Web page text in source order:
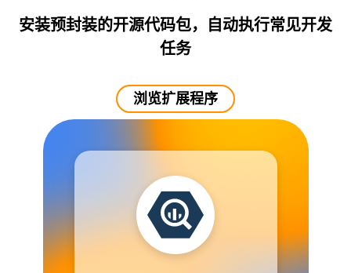
安装预封装的开源代码包，自动执行常见开发
任务
浏览扩展程序